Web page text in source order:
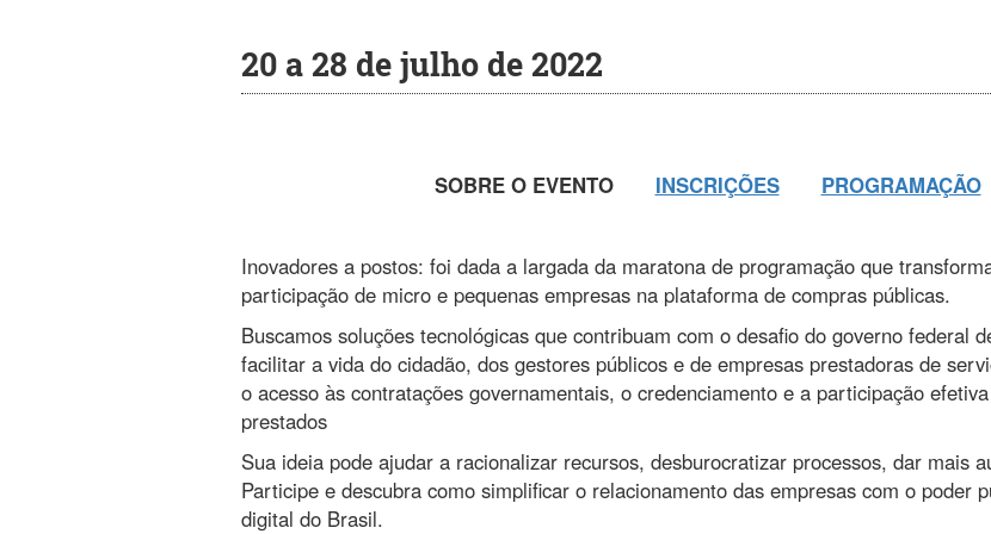
20 a 28 de julho de 2022
SOBRE O EVENTO INSCRIÇÕES PROGRAMAÇÃO
Inovadores a postos: foi dada a largada da maratona de programação que
participação de micro e pequenas empresas na plataforma de compras públicas.
Buscamos soluções tecnológicas que contribuam com o desafio do governo federal
facilitar a vida do cidadão, dos gestores públicos e de empresas prestadoras de
o acesso às contratações governamentais, o credenciamento e a participação
prestados
Sua ideia pode ajudar a racionalizar recursos, desburocratizar processos, dar mais
Participe e descubra como simplificar o relacionamento das empresas com o poder
digital do Brasil.